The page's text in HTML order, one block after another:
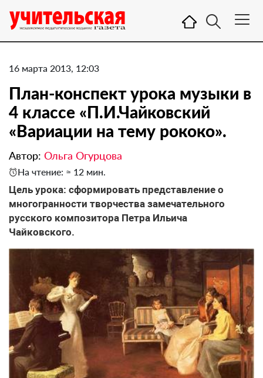
16 марта 2013, 12:03
План-конспект урока музыки в
4 классе «П.И.Чайковский
«Вариации на тему рококо».
Автор: Ольга Огурцова
На чтение: ≈ 12 мин.
Цель урока: сформировать представление о
многогранности творчества замечательного
русского композитора Петра Ильича
Чайковского.